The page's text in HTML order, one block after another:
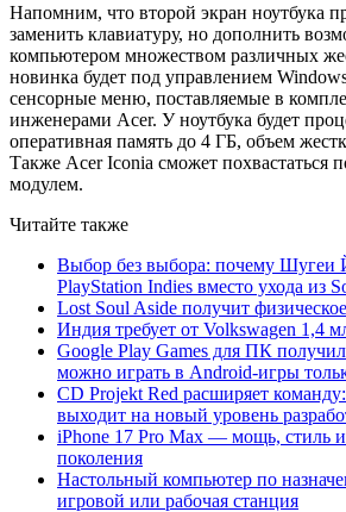
Напомним, что второй экран ноутбука
заменить клавиатуру, но дополнить
компьютером множеством различных
новинка будет под управлением
сенсорные меню, поставляемые в
инженерами Acer. У ноутбука будет
оперативная память до 4 ГБ, объем
Также Acer Iconia сможет похвастаться
модулем.
Читайте также
Выбор без выбора: почему Шугеи
PlayStation Indies вместо ухода из
Lost Soul Aside получит
Индия требует от Volkswagen 1,4
Google Play Games для ПК
можно играть в Android-игры
CD Projekt Red расширяет
выходит на новый уровень
iPhone 17 Pro Max — мощь, стиль и
поколения
Настольный компьютер по
игровой или рабочая станция